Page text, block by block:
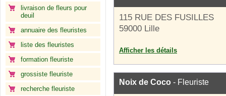
livraison de fleurs pour
deuil
annuaire des fleuristes
liste des fleuristes
formation fleuriste
grossiste fleuriste
recherche fleuriste
115 RUE DES FUSILLES
59000 Lille
Afficher les détails
Noix de Coco - Fleuriste